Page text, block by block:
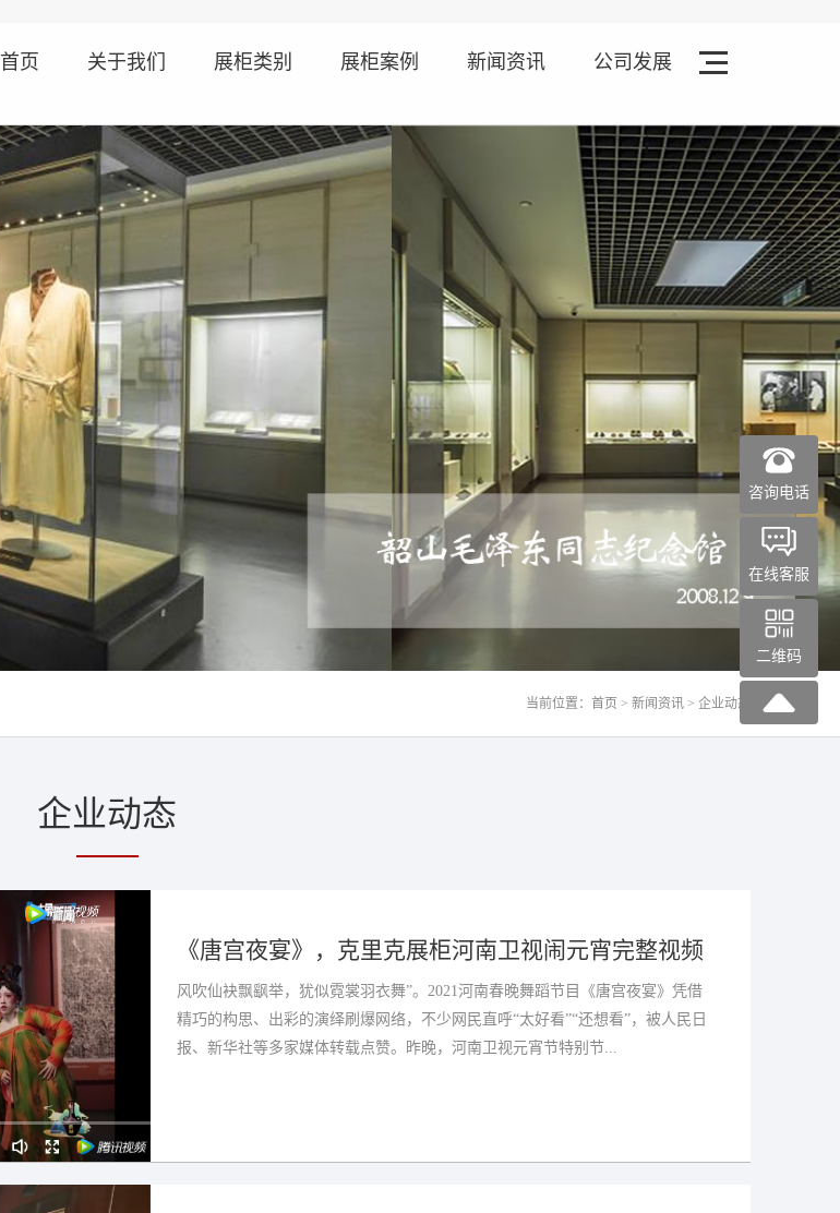
首页 关于我们 展柜类别 展柜案例 新闻资讯 公司发展
当前位置： 首页 > 新闻资讯 > 企业动态
企业动态
《唐宫夜宴》，克里克展柜河南卫视闹元宵完整视频
风吹仙袂飘飖举，犹似霓裳羽衣舞”。2021河南春晚舞蹈节目《唐宫夜宴》凭借
精巧的构思、出彩的演绎刷爆网络，不少网民直呼“太好看”“还想看”，被人民日
报、新华社等多家媒体转载点赞。昨晚，河南卫视元宵节特别节...
咨询电话
在线客服
二维码